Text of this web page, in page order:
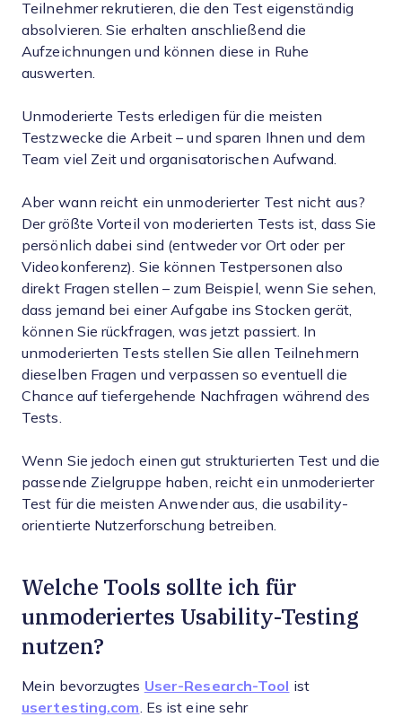
Teilnehmer rekrutieren, die den Test eigenständig
absolvieren. Sie erhalten anschließend die
Aufzeichnungen und können diese in Ruhe
auswerten.
Unmoderierte Tests erledigen für die meisten
Testzwecke die Arbeit – und sparen Ihnen und dem
Team viel Zeit und organisatorischen Aufwand.
Aber wann reicht ein unmoderierter Test nicht aus?
Der größte Vorteil von moderierten Tests ist, dass Sie
persönlich dabei sind (entweder vor Ort oder per
Videokonferenz). Sie können Testpersonen also
direkt Fragen stellen – zum Beispiel, wenn Sie sehen,
dass jemand bei einer Aufgabe ins Stocken gerät,
können Sie rückfragen, was jetzt passiert. In
unmoderierten Tests stellen Sie allen Teilnehmern
dieselben Fragen und verpassen so eventuell die
Chance auf tiefergehende Nachfragen während des
Tests.
Wenn Sie jedoch einen gut strukturierten Test und die
passende Zielgruppe haben, reicht ein unmoderierter
Test für die meisten Anwender aus, die usability-
orientierte Nutzerforschung betreiben.
Welche Tools sollte ich für
unmoderiertes Usability-Testing
nutzen?
Mein bevorzugtes User-Research-Tool ist
usertesting.com . Es ist eine sehr